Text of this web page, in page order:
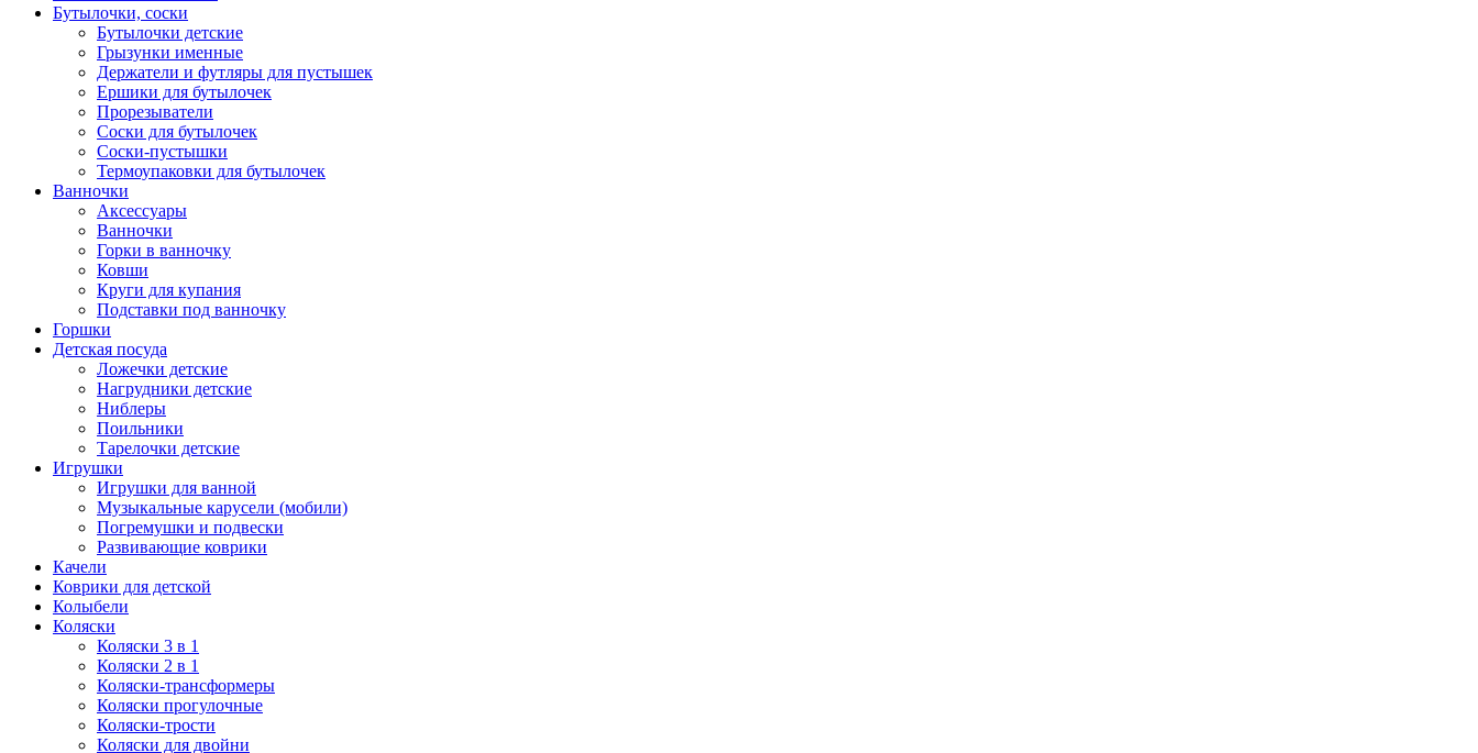
Бутылочки, соски
Бутылочки детские
Грызунки именные
Держатели и футляры для пустышек
Ершики для бутылочек
Прорезыватели
Соски для бутылочек
Соски-пустышки
Термоупаковки для бутылочек
Ванночки
Аксессуары
Ванночки
Горки в ванночку
Ковши
Круги для купания
Подставки под ванночку
Горшки
Детская посуда
Ложечки детские
Нагрудники детские
Ниблеры
Поильники
Тарелочки детские
Игрушки
Игрушки для ванной
Музыкальные карусели (мобили)
Погремушки и подвески
Развивающие коврики
Качели
Коврики для детской
Колыбели
Коляски
Коляски 3 в 1
Коляски 2 в 1
Коляски-трансформеры
Коляски прогулочные
Коляски-трости
Коляски для двойни